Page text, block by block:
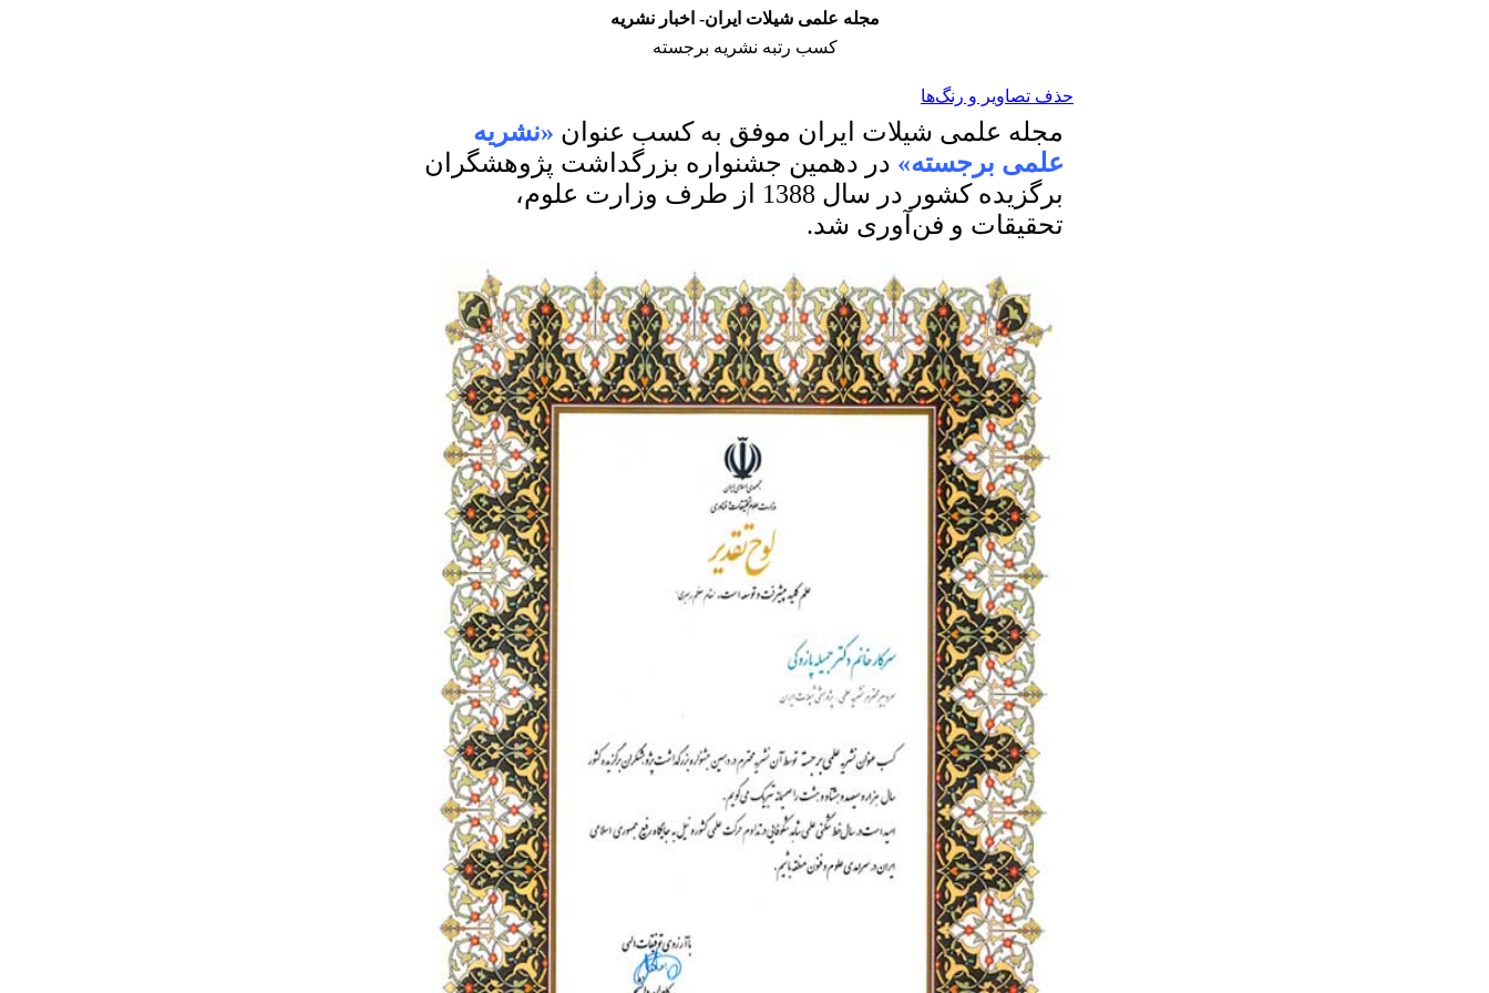
مجله علمی شیلات ایران- اخبار نشریه
کسب رتبه نشریه برجسته
حذف تصاویر و رنگ‌ها
مجله علمی شیلات ایران موفق به کسب عنوان «نشریه
علمی برجسته» در دهمین جشنواره بزرگداشت پژوهشگران
برگزیده کشور در سال 1388 از طرف وزارت علوم،
تحقیقات و فن‌آوری شد.